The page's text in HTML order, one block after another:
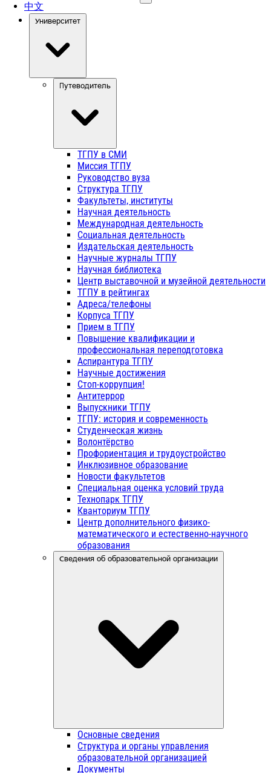
中文
Университет
Путеводитель
ТГПУ в СМИ
Миссия ТГПУ
Руководство вуза
Структура ТГПУ
Факультеты, институты
Научная деятельность
Международная деятельность
Социальная деятельность
Издательская деятельность
Научные журналы ТГПУ
Научная библиотека
Центр выставочной и музейной деятельности
ТГПУ в рейтингах
Адреса/телефоны
Корпуса ТГПУ
Прием в ТГПУ
Повышение квалификации и
профессиональная переподготовка
Аспирантура ТГПУ
Научные достижения
Стоп-коррупция!
Антитеррор
Выпускники ТГПУ
ТГПУ: история и современность
Студенческая жизнь
Волонтёрство
Профориентация и трудоустройство
Инклюзивное образование
Новости факультетов
Специальная оценка условий труда
Технопарк ТГПУ
Кванториум ТГПУ
Центр дополнительного физико-
математического и естественно-научного
образования
Сведения об образовательной организации
Основные сведения
Структура и органы управления
образовательной организацией
Документы